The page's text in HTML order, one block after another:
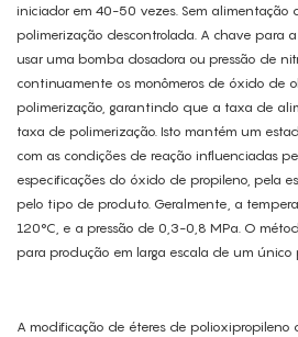
iniciador em 40-50 vezes. Sem alimentação
polimerização descontrolada. A chave para
usar uma bomba dosadora ou pressão de
continuamente os monômeros de óxido de
polimerização, garantindo que a taxa de
taxa de polimerização. Isto mantém um
com as condições de reação influenciadas
especificações do óxido de propileno, pela
pelo tipo de produto. Geralmente, a
120°C, e a pressão de 0,3-0,8 MPa. O
para produção em larga escala de um único
A modificação de éteres de